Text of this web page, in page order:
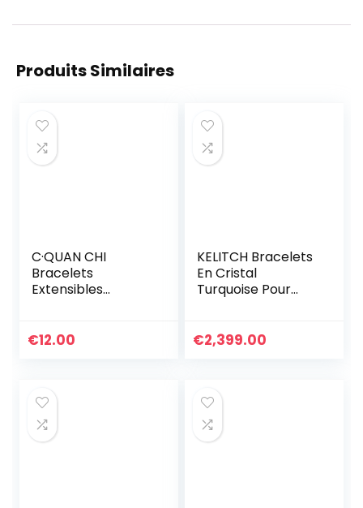
Produits Similaires
C·QUAN CHI
Bracelets
Extensibles
D’amitié En Perle
€12.00
KELITCH Bracelets
En Cristal
Turquoise Pour
Breloques Enroulé
€2,399.00